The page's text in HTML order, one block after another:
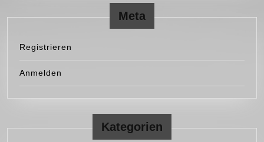
Meta
Registrieren
Anmelden
Kategorien